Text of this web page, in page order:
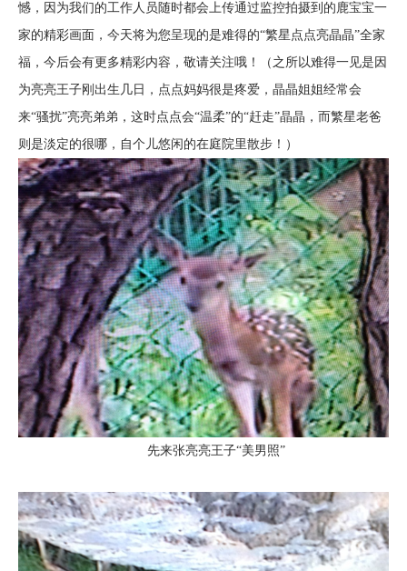
憾，因为我们的工作人员随时都会上传通过监控拍摄到的鹿宝宝一
家的精彩画面，今天将为您呈现的是难得的“繁星点点亮晶晶”全家
福，今后会有更多精彩内容，敬请关注哦！（之所以难得一见是因
为亮亮王子刚出生几日，点点妈妈很是疼爱，晶晶姐姐经常会
来“骚扰”亮亮弟弟，这时点点会“温柔”的“赶走”晶晶，而繁星老爸
则是淡定的很哪，自个儿悠闲的在庭院里散步！）
先来张亮亮王子“美男照”